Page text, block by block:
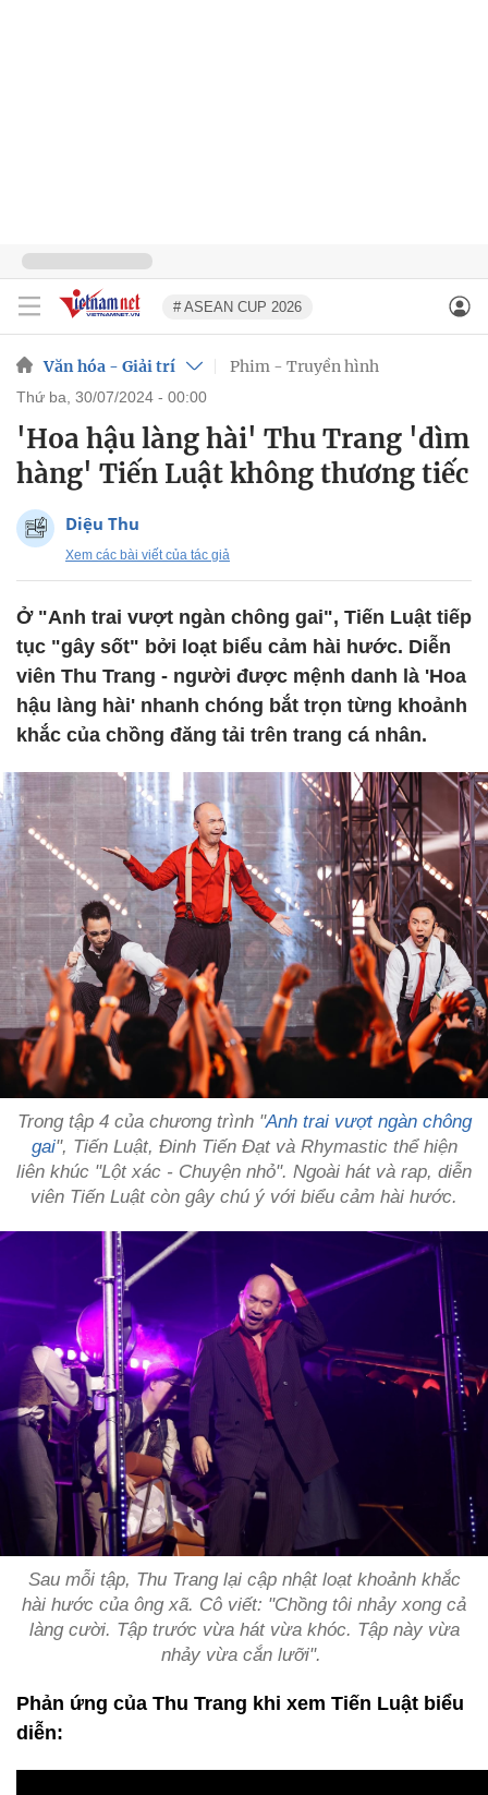
# ASEAN CUP 2026
Văn hóa - Giải trí Phim - Truyền hình
thứ ba, 30/07/2024 - 00:00
'Hoa hậu làng hài' Thu Trang 'dìm
hàng' Tiến Luật không thương tiếc
Diệu Thu
Xem các bài viết của tác giả
Ở "Anh trai vượt ngàn chông gai", Tiến Luật tiếp
tục "gây sốt" bởi loạt biểu cảm hài hước. Diễn
viên Thu Trang - người được mệnh danh là 'Hoa
hậu làng hài' nhanh chóng bắt trọn từng khoảnh
khắc của chồng đăng tải trên trang cá nhân.
Trong tập 4 của chương trình "Anh trai vượt ngàn chông
gai", Tiến Luật, Đinh Tiến Đạt và Rhymastic thể hiện
liên khúc "Lột xác - Chuyện nhỏ". Ngoài hát và rap, diễn
viên Tiến Luật còn gây chú ý với biểu cảm hài hước.
Sau mỗi tập, Thu Trang lại cập nhật loạt khoảnh khắc
hài hước của ông xã. Cô viết: "Chồng tôi nhảy xong cả
làng cười. Tập trước vừa hát vừa khóc. Tập này vừa
nhảy vừa cắn lưỡi".
Phản ứng của Thu Trang khi xem Tiến Luật biểu
diễn: